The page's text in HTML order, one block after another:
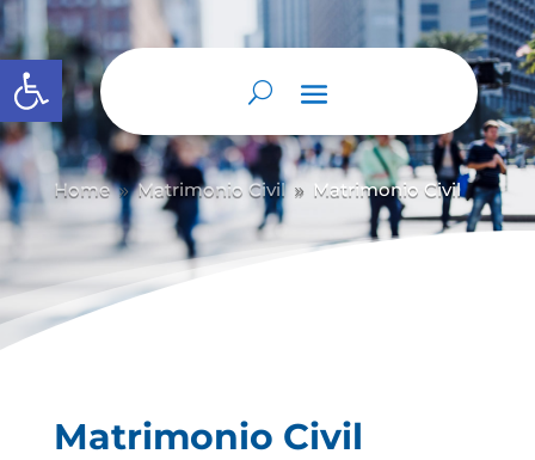
Abrir barra de herramientas
Home 9 Matrimonio Civil 9 Matrimonio Civil
Matrimonio Civil